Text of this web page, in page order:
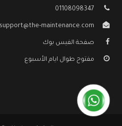
01108098347
support@the-maintenance.com
صفحة الفيس بوك
مفتوح طوال ايام الأسبوع